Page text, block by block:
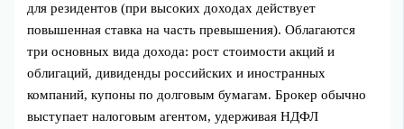
для резидентов (при высоких доходах действует
повышенная ставка на часть превышения). Облагаются
три основных вида дохода: рост стоимости акций и
облигаций, дивиденды российских и иностранных
компаний, купоны по долговым бумагам. Брокер обычно
выступает налоговым агентом, удерживая НДФЛ